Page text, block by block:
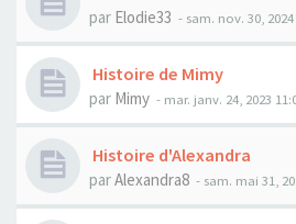
par Elodie33 - sam. nov. 30,
Histoire de Mimy
par Mimy - mar. janv. 24, 2023
Histoire d'Alexandra
parAlexandra8 - sam. mai 31,